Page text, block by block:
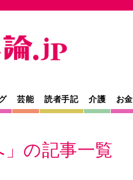
芸能 読者手記 介護 お金
」の記事一覧